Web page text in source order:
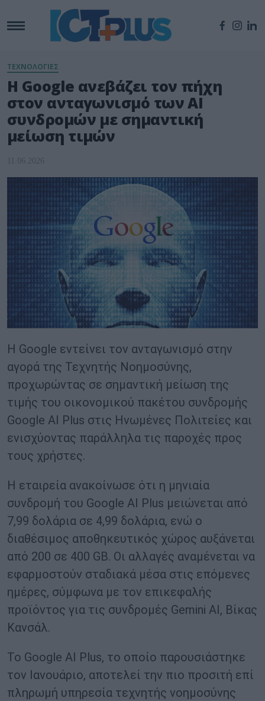
ΤΕΧΝΟΛΟΓΙΕΣ
Η Google ανεβάζει τον πήχη
στον ανταγωνισμό των AI
συνδρομών με σημαντική
μείωση τιμών
11.06.2026
Η Google εντείνει τον ανταγωνισμό στην
αγορά της Τεχνητής Νοημοσύνης,
προχωρώντας σε σημαντική μείωση της
τιμής του οικονομικού πακέτου συνδρομής
Google AI Plus στις Ηνωμένες Πολιτείες και
ενισχύοντας παράλληλα τις παροχές προς
τους χρήστες.
Η εταιρεία ανακοίνωσε ότι η μηνιαία
συνδρομή του Google AI Plus μειώνεται από
7,99 δολάρια σε 4,99 δολάρια, ενώ ο
διαθέσιμος αποθηκευτικός χώρος αυξάνεται
από 200 σε 400 GB. Οι αλλαγές αναμένεται να
εφαρμοστούν σταδιακά μέσα στις επόμενες
ημέρες, σύμφωνα με τον επικεφαλής
προϊόντος για τις συνδρομές Gemini AI, Βίκας
Κανσάλ.
Το Google AI Plus, το οποίο παρουσιάστηκε
τον Ιανουάριο, αποτελεί την πιο προσιτή επί
πληρωμή υπηρεσία τεχνητής νοημοσύνης